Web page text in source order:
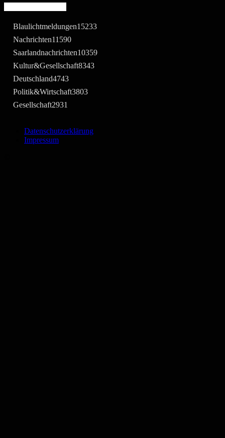
Blaulichtmeldungen15233
Nachrichten11590
Saarlandnachrichten10359
Kultur&Gesellschaft8343
Deutschland4743
Politik&Wirtschaft3803
Gesellschaft2931
Datenschutzerklärung
Impressum